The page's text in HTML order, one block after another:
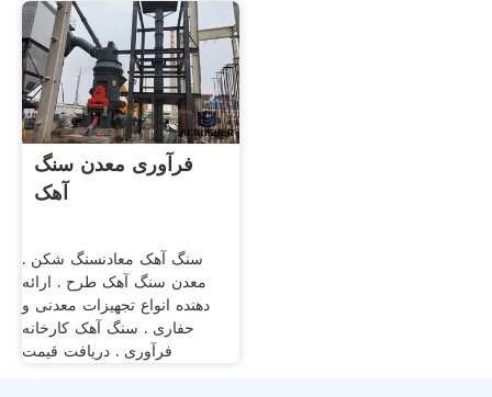
فرآوری معدن سنگ
آهک
سنگ آهک معادنسنگ شکن .
معدن سنگ آهک طرح . ارائه
دهنده انواع تجهیزات معدنی و
حفاری . سنگ آهک کارخانه
فرآوری . دریافت قیمت